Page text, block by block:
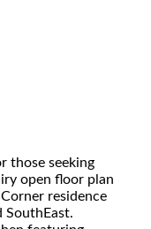
those seeking
open floor plan
residence
SouthEast.